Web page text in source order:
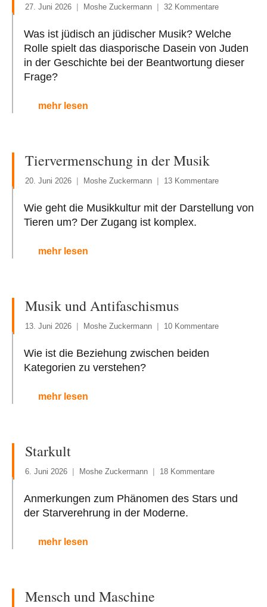
27. Juni 2026 Moshe Zuckermann 32 Kommentare
Was ist jüdisch an jüdischer Musik? Welche
Rolle spielt das diasporische Dasein von Juden
in der Geschichte bei der Beantwortung dieser
Frage?
mehr lesen
Tiervermenschung in der Musik
20. Juni 2026 Moshe Zuckermann 13 Kommentare
Wie geht die Musikkultur mit der Darstellung von
Tieren um? Der Zugang ist komplex.
mehr lesen
Musik und Antifaschismus
13. Juni 2026 Moshe Zuckermann 10 Kommentare
Wie ist die Beziehung zwischen beiden
Kategorien zu verstehen?
mehr lesen
Starkult
6. Juni 2026 Moshe Zuckermann 18 Kommentare
Anmerkungen zum Phänomen des Stars und
der Starverehrung in der Moderne.
mehr lesen
Mensch und Maschine